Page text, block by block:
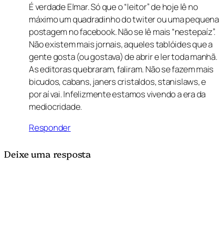
É verdade Elmar. Só que o “leitor” de hoje lê no
máximo um quadradinho do twiter ou uma pequena
postagem no facebook. Não se lê mais “nestepaíz”.
Não existem mais jornais, aqueles tablóides que a
gente gosta (ou gostava) de abrir e ler toda manhã.
As editoras quebraram, faliram. Não se fazem mais
bicudos, cabans, janers cristaldos, stanislaws, e
por aí vai. Infelizmente estamos vivendo a era da
mediocridade.
Responder
Deixe uma resposta